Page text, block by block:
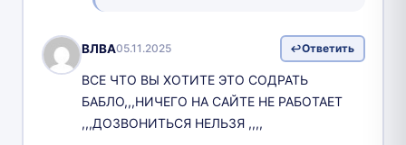
ВЛВА05.11.2025 Ответить
ВСЕ ЧТО ВЫ ХОТИТЕ ЭТО СОДРАТЬ
БАБЛО,,,НИЧЕГО НА САЙТЕ НЕ РАБОТАЕТ
,,,ДОЗВОНИТЬСЯ НЕЛЬЗЯ ,,,,